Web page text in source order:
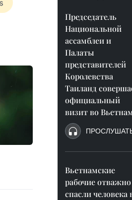
Председатель
Национальной
ассамблеи и
Палаты
представителей
Королевства
Таиланд
официальный
визит во
Вьетнамские
рабочие отважно
спасли человека